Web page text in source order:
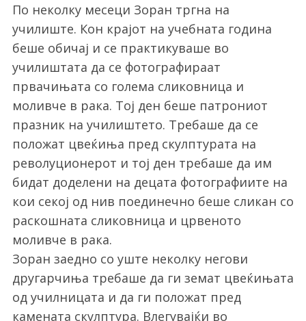
По неколку месеци Зоран тргна на
училиште. Кон крајот на учебната година
беше обичај и се практикуваше во
училиштата да се фотографираат
првачињата со голема сликовница и
моливче в рака. Тој ден беше патрониот
празник на училиштето. Требаше да се
положат цвеќиња пред скулптурата на
револуционерот и тој ден требаше да им
бидат доделени на децата фотографиите на
кои секој од нив поединечно беше сликан со
раскошната сликовница и црвеното
моливче в рака.
Зоран заедно со уште неколку негови
другарчиња требаше да ги земат цвеќињата
од училницата и да ги положат пред
камената скулптура. Влегувајќи во